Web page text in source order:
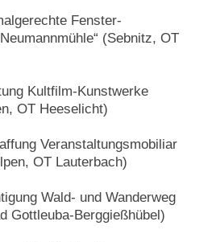
Fenster-
(Sebnitz, OT
Kultfilm-Kunstwerke
OT Heeselicht)
Veranstaltungsmobiliar
OT Lauterbach)
Wald- und Wanderweg
Gottleuba-Berggießhübel)